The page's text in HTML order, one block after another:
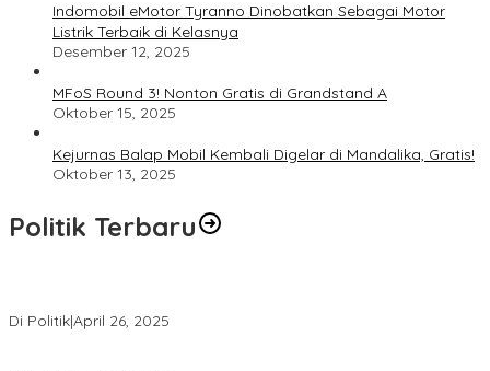
Indomobil eMotor Tyranno Dinobatkan Sebagai Motor
Listrik Terbaik di Kelasnya
Desember 12, 2025
MFoS Round 3! Nonton Gratis di Grandstand A
Oktober 15, 2025
Kejurnas Balap Mobil Kembali Digelar di Mandalika, Gratis!
Oktober 13, 2025
Politik Terbaru
Di Politik|April 26, 2025